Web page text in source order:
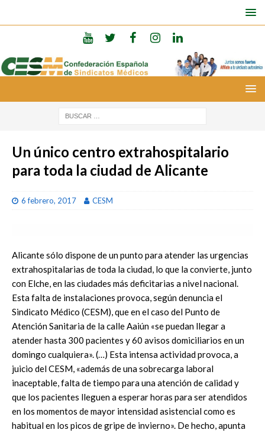
Un único centro extrahospitalario
para toda la ciudad de Alicante
6 febrero, 2017 CESM
Alicante sólo dispone de un punto para atender las urgencias
extrahospitalarias de toda la ciudad, lo que la convierte, junto
con Elche, en las ciudades más deficitarias a nivel nacional.
Esta falta de instalaciones provoca, según denuncia el
Sindicato Médico (CESM), que en el caso del Punto de
Atención Sanitaria de la calle Aaiún «se puedan llegar a
atender hasta 300 pacientes y 60 avisos domiciliarios en un
domingo cualquiera». (…) Esta intensa actividad provoca, a
juicio del CESM, «además de una sobrecarga laboral
inaceptable, falta de tiempo para una atención de calidad y
que los pacientes lleguen a esperar horas para ser atendidos
en los momentos de mayor intensidad asistencial como es
habitual en los picos de gripe de invierno». De hecho, apunta